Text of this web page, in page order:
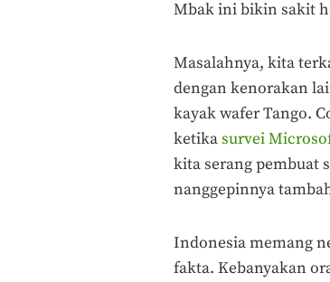
Mbak ini bikin sakit
Masalahnya, kita
dengan kenorakan
kayak wafer Tango.
ketikasurvei
kita serang pembuat
nanggepinnya
Indonesia memang
fakta. Kebanyakan